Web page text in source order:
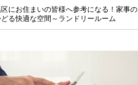
区にお住まいの皆様へ参考になる！家事の
る快適な空間～ランドリールーム